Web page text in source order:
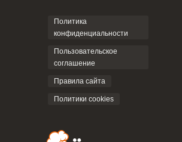
Политика
конфиденциальности
Пользовательское
соглашение
Правила сайта
Политики cookies